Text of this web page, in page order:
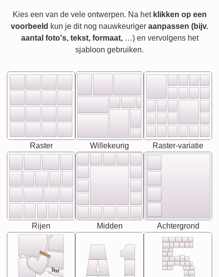
Kies een van de vele ontwerpen. Na het klikken op een
voorbeeld kun je dit nog nauwkeuriger aanpassen (bijv.
aantal foto's, tekst, formaat,…) en vervolgens het
sjabloon gebruiken.
Raster Willekeurig Raster-variatie
Rijen Midden Achtergrond
Text